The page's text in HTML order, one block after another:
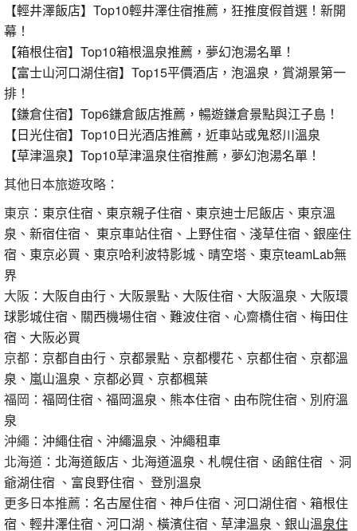
【輕井澤飯店】Top10輕井澤住宿推薦，狂推度假首選！新開
幕！
【箱根住宿】Top10箱根溫泉推薦，夢幻泡湯名單！
【富士山河口湖住宿】Top15平價酒店，泡溫泉，賞湖景第一
排！
【鎌倉住宿】Top6鎌倉飯店推薦，暢遊鎌倉景點與江子島！
【日光住宿】Top10日光酒店推薦，近車站或鬼怒川溫泉
【草津溫泉】Top10草津溫泉住宿推薦，夢幻泡湯名單！
其他日本旅遊攻略：
東京： 東京住宿 、 東京親子住宿 、 東京迪士尼飯店 、 東京溫
泉 、 新宿住宿 、 東京車站住宿 、 上野住宿 、 淺草住宿 、 銀座住
宿 、 東京必買 、 東京哈利波特影城 、 晴空塔 、 東京teamLab無
界
大阪： 大阪自由行 、 大阪景點 、 大阪住宿 、 大阪溫泉 、 大阪環
球影城住宿 、 關西機場住宿 、 難波住宿 、 心齋橋住宿 、 梅田住
宿 、 大阪必買
京都： 京都自由行 、 京都景點 、 京都櫻花 、 京都住宿 、 京都溫
泉 、 嵐山溫泉 、 京都必買 、 京都楓葉
福岡： 福岡住宿 、 福岡溫泉 、 熊本住宿 、 由布院住宿 、 別府溫
泉
沖繩： 沖繩住宿 、 沖繩溫泉 、 沖繩租車
北海道： 北海道飯店 、 北海道溫泉 、 札幌住宿 、 函館住宿 、 洞
爺湖住宿 、 富良野住宿 、 登別溫泉
更多日本推薦： 名古屋住宿 、 神戶住宿 、 河口湖住宿 、 箱根住
宿 、 輕井澤住宿 、 河口湖 、 橫濱住宿 、 草津溫泉 、 銀山溫泉住